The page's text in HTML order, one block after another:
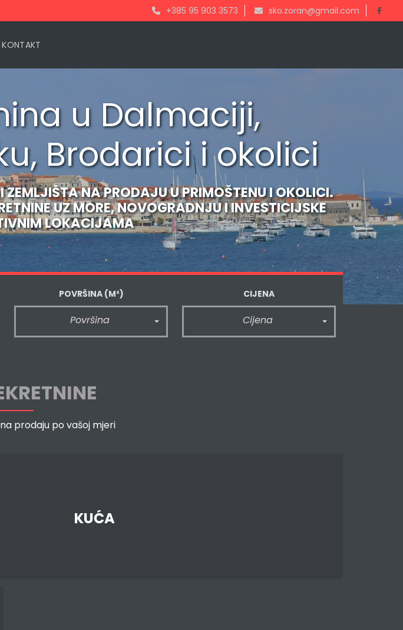
+385 95 903 3573 sko.zoran@gmail.com
KONTAKT
u Dalmaciji,
Brodarici i okolici
NA PRODAJU U PRIMOŠTENU I OKOLICI.
UZ MORE, NOVOGRADNJU I INVESTICIJSKE
LOKACIJAMA
POVRŠINA (M²)
Površina
CIJENA
Cijena
prodaju po vašoj mjeri
KUĆA